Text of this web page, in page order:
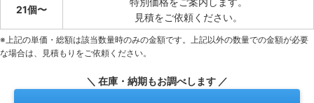
21個〜
見積をご依頼ください。
※上記の単価・総額は該当数量時のみの金額です。上記以外の数量での金額が必要
な場合は、見積もりをご依頼ください。
＼ 在庫・納期もお調べします ／